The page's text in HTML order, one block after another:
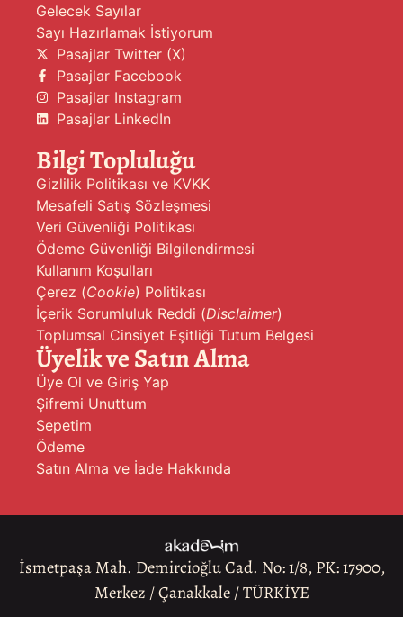
Gelecek Sayılar
Sayı Hazırlamak İstiyorum
Pasajlar Twitter (X)
Pasajlar Facebook
Pasajlar Instagram
Pasajlar LinkedIn
Bilgi Topluluğu
Gizlilik Politikası ve KVKK
Mesafeli Satış Sözleşmesi
Veri Güvenliği Politikası
Ödeme Güvenliği Bilgilendirmesi
Kullanım Koşulları
Çerez (Cookie) Politikası
İçerik Sorumluluk Reddi (Disclaimer)
Toplumsal Cinsiyet Eşitliği Tutum Belgesi
Üyelik ve Satın Alma
Üye Ol ve Giriş Yap
Şifremi Unuttum
Sepetim
Ödeme
Satın Alma ve İade Hakkında
İsmetpaşa Mah. Demircioğlu Cad. No: 1/8, PK: 17900,
Merkez / Çanakkale / TÜRKİYE